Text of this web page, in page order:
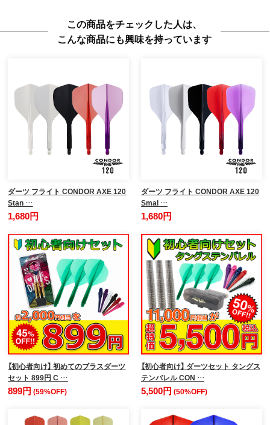
この商品をチェックした人は、
こんな商品にも興味を持っています
ダーツ フライト CONDOR AXE 120
Stan …
1,680円
ダーツ フライト CONDOR AXE 120
Smal …
1,680円
【初心者向け】 初めてのブラスダーツ
セット 899円 C …
899円(59%OFF)
【初心者向け】 ダーツセット タングス
テンバレル CON …
5,500円 (50%OFF)